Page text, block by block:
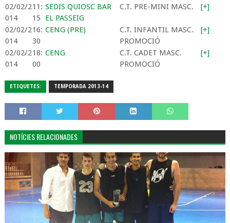
02/02/2
014
11:
15
SEDIS QUIOSC BAR
EL PASSEIG
C.T. PRE-MINI MASC. [+]
02/02/2
014
16:
30
CENG (PRE)
C.T. INFANTIL MASC.
PROMOCIÓ
[+]
02/02/2
014
18:
00
CENG
C.T. CADET MASC.
PROMOCIÓ
[+]
ETIQUETES: TEMPORADA 2013-14
NOTÍCIES RELACIONADES